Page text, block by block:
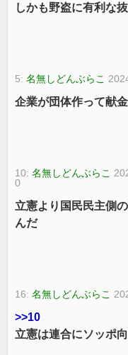
しかも野盗に有利な
5:名無しどんぶらこ
企業が団体作って献
10:名無しどんぶらこ
0
立憲より国民民主側
んだ
16:名無しどんぶらこ
>>10
立憲は連合にソッポ